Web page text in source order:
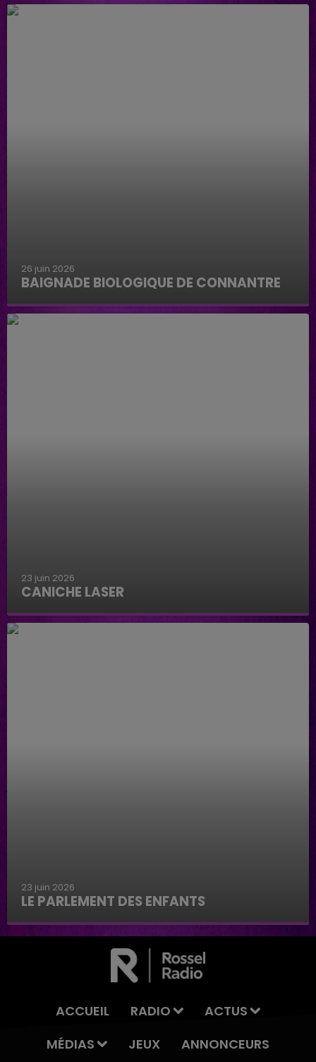
26 juin 2026
BAIGNADE BIOLOGIQUE DE CONNANTRE
Baignade biologique de Connantre
23 juin 2026
CANICHE LASER
Caniche Laser
23 juin 2026
LE PARLEMENT DES ENFANTS
Le parlement des enfants
ACCUEIL RADIO
ACTUS
MÉDIAS
JEUX ANNONCEURS